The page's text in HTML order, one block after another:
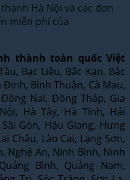
Hà Nội và các đơn
miễn phí của
thành toàn quốc Việt
Bạc Liêu, Bắc Kạn, Bắc
Bình Thuận, Cà Mau,
Nai, Đồng Tháp, Gia
Hà Tây, Hà Tĩnh, Hải
Gòn, Hậu Giang, Hưng
Châu, Lào Cai, Lạng Sơn,
Nghệ An, Ninh Bình, Ninh
Bình, Quảng Nam,